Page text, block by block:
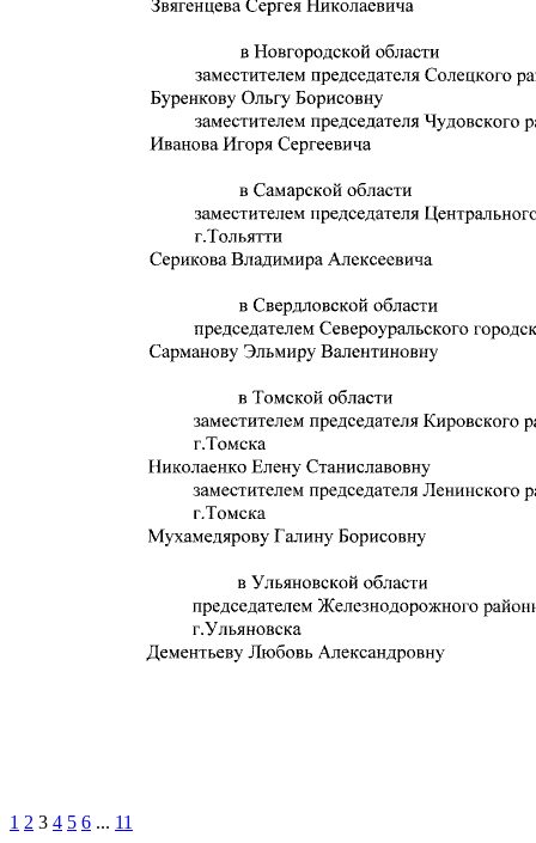
1 2 3 4 5 6 ... 11